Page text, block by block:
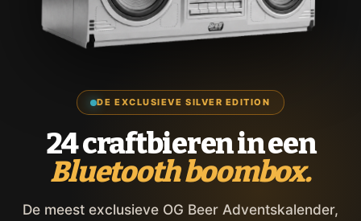
DE EXCLUSIEVE SILVER EDITION
24 craftbieren in een
Bluetooth boombox.
De meest exclusieve OG Beer Adventskalender,